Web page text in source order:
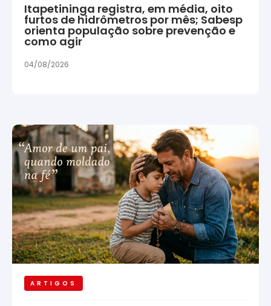
Itapetininga registra, em média, oito
furtos de hidrômetros por mês; Sabesp
orienta população sobre prevenção e
como agir
04/08/2026
ARTIGOS